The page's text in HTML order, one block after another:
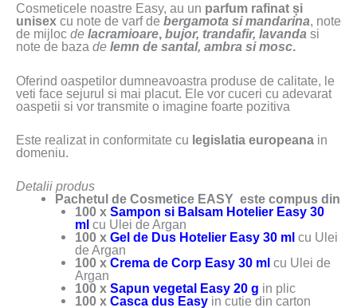
Cosmeticele noastre Easy, au un parfum rafinat și
unisex cu note de varf de bergamota si mandarina, note
de mijloc de lacramioare, bujor, trandafir, lavanda si
note de baza de lemn de santal, ambra si mosc.
Oferind oaspetilor dumneavoastra produse de calitate, le
veti face sejurul si mai placut. Ele vor cuceri cu adevarat
oaspetii si vor transmite o imagine foarte pozitiva
Este realizat in conformitate cu legislatia europeana in
domeniu.
Detalii produs
Pachetul de Cosmetice EASY este compus din
100 x Sampon si Balsam Hotelier Easy 30
ml cu Ulei de Argan
100 x Gel de Dus Hotelier Easy 30 ml cu Ulei
de Argan
100 x Crema de Corp Easy 30 ml cu Ulei de
Argan
100 x Sapun vegetal Easy 20 g in plic
100 x Casca dus Easy in cutie din carton